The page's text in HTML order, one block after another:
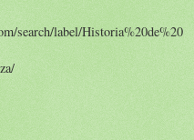
search/label/Historia%20de%20